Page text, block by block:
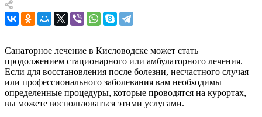
Санаторное лечение в Кисловодске может стать
продолжением стационарного или амбулаторного лечения.
Если для восстановления после болезни, несчастного случая
или профессионального заболевания вам необходимы
определенные процедуры, которые проводятся на курортах,
вы можете воспользоваться этими услугами.